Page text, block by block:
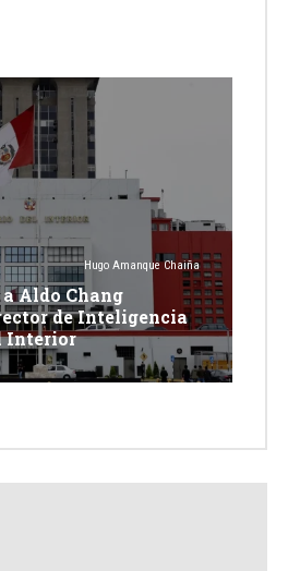
Hugo Amanque Chaiña
Aldo Chang
de Inteligencia
Interior